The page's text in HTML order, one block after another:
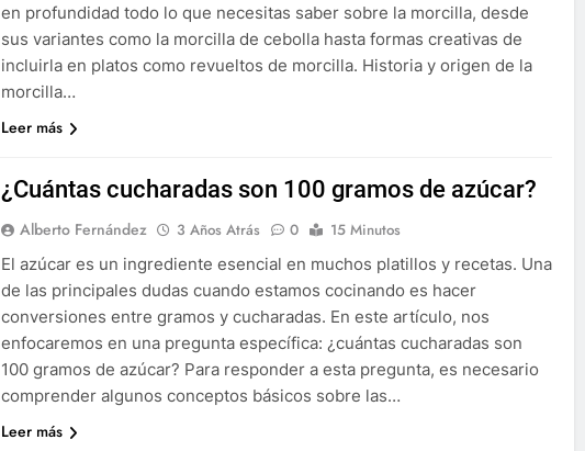
en profundidad todo lo que necesitas saber sobre la morcilla, desde
sus variantes como la morcilla de cebolla hasta formas creativas de
incluirla en platos como revueltos de morcilla. Historia y origen de la
morcilla…
Leer más
¿Cuántas cucharadas son 100 gramos de azúcar?
Alberto Fernández 3 Años Atrás 0
15 Minutos
El azúcar es un ingrediente esencial en muchos platillos y recetas. Una
de las principales dudas cuando estamos cocinando es hacer
conversiones entre gramos y cucharadas. En este artículo, nos
enfocaremos en una pregunta específica: ¿cuántas cucharadas son
100 gramos de azúcar? Para responder a esta pregunta, es necesario
comprender algunos conceptos básicos sobre las…
Leer más